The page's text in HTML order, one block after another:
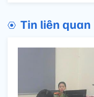
Tin liên quan